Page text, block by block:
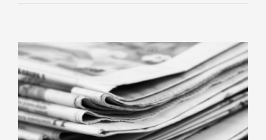
funcione la
web.
Estadísticas
Para que
podamos
mejorar la
funcionalidad